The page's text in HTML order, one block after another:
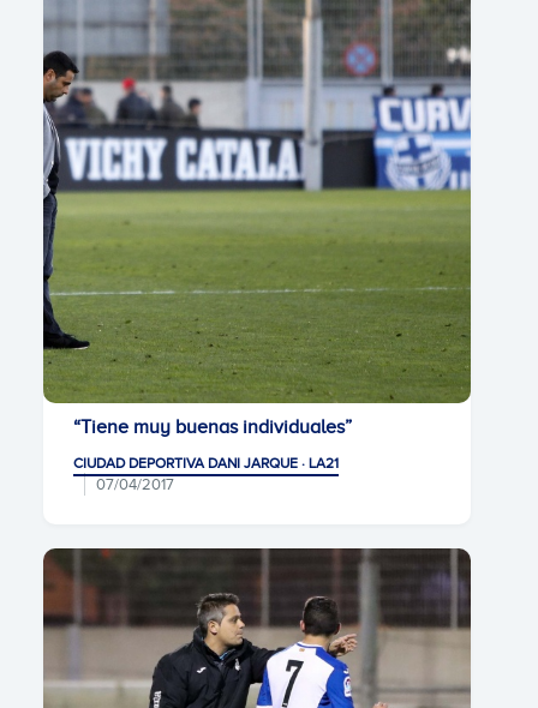
“Tiene muy buenas individuales”
CIUDAD DEPORTIVA DANI JARQUE · LA21
07/04/2017